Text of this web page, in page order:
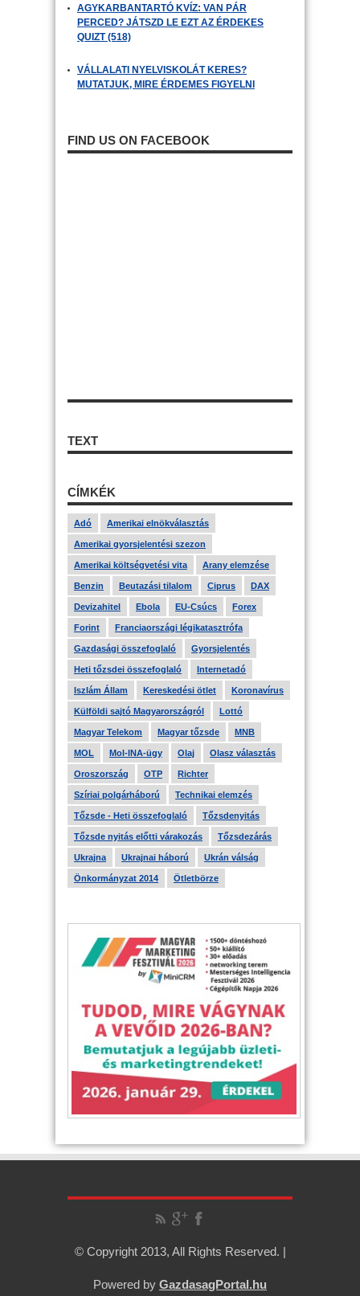
AGYKARBANTARTÓ KVÍZ: VAN PÁR
PERCED? JÁTSZD LE EZT AZ ÉRDEKES
QUIZT (518)
VÁLLALATI NYELVISKOLÁT KERES?
MUTATJUK, MIRE ÉRDEMES FIGYELNI
FIND US ON FACEBOOK
TEXT
CÍMKÉK
Adó Amerikai elnökválasztás
Amerikai gyorsjelentési szezon
Amerikai költségvetési vita Arany elemzése
Benzin Beutazási tilalom Ciprus DAX
Devizahitel Ebola EU-Csúcs Forex
Forint Franciaországi légikatasztrófa
Gazdasági összefoglaló Gyorsjelentés
Heti tőzsdei összefoglaló Internetadó
Iszlám Állam Kereskedési ötlet Koronavírus
Külföldi sajtó Magyarországról Lottó
Magyar Telekom Magyar tőzsde MNB
MOL Mol-INA-ügy Olaj Olasz választás
Oroszország OTP Richter
Szíriai polgárháború Technikai elemzés
Tőzsde - Heti összefoglaló Tőzsdenyitás
Tőzsde nyitás előtti várakozás Tőzsdezárás
Ukrajna Ukrajnai háború Ukrán válság
Önkormányzat 2014 Ötletbörze
© Copyright 2013, All Rights Reserved. |
Powered by GazdasagPortal.hu